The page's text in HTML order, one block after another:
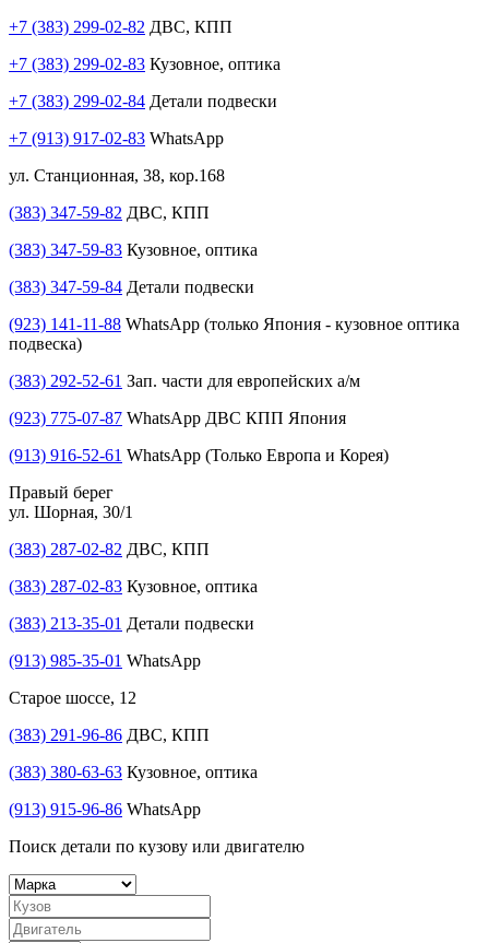
+7 (383) 299-02-82 ДВС, КПП
+7 (383) 299-02-83 Кузовное, оптика
+7 (383) 299-02-84 Детали подвески
+7 (913) 917-02-83 WhatsApp
ул. Станционная, 38, кор.168
(383) 347-59-82 ДВС, КПП
(383) 347-59-83 Кузовное, оптика
(383) 347-59-84 Детали подвески
(923) 141-11-88 WhatsApp (только Япония - кузовное оптика
подвеска)
(383) 292-52-61 Зап. части для европейских а/м
(923) 775-07-87 WhatsApp ДВС КПП Япония
(913) 916-52-61 WhatsApp (Только Европа и Корея)
Правый берег
ул. Шорная, 30/1
(383) 287-02-82 ДВС, КПП
(383) 287-02-83 Кузовное, оптика
(383) 213-35-01 Детали подвески
(913) 985-35-01 WhatsApp
Старое шоссе, 12
(383) 291-96-86 ДВС, КПП
(383) 380-63-63 Кузовное, оптика
(913) 915-96-86 WhatsApp
Поиск детали по кузову или двигателю